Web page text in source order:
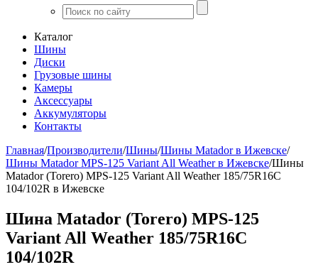
Каталог
Шины
Диски
Грузовые шины
Камеры
Аксессуары
Аккумуляторы
Контакты
Главная/Производители/Шины/Шины Matador в Ижевске/
Шины Matador MPS-125 Variant All Weather в Ижевске/Шины
Matador (Torero) MPS-125 Variant All Weather 185/75R16C
104/102R в Ижевске
Шина Matador (Torero) MPS-125
Variant All Weather 185/75R16C
104/102R